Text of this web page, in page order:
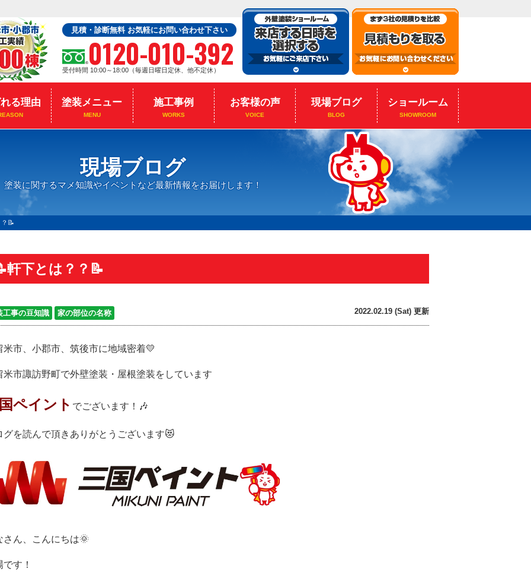
見積・診断無料 お気軽にお問い合わせ下さい
0120-010-392
受付時間 10:00～18:00（毎週日曜日定休、他不定休）
る理由 塗装メニュー
MENU
施工事例
WORKS
お客様の声
VOICE
現場ブログ
BLOG
ショールーム
SHOWROOM
現場ブログ
塗装に関するマメ知識やイベントなど最新情報をお届けします！
📝
軒下とは？？📝
工事の豆知識 家の部位の名称 2022.02.19 (Sat) 更新
米市、小郡市、筑後市に地域密着💛
米市諏訪野町で外壁塗装・屋根塗装をしています
ペイント でございます！🎶
グを読んで頂きありがとうございます😻
さん、こんにちは🌞
です！